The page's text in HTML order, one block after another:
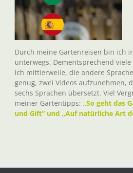
Durch meine Gartenreisen bin ich
unterwegs. Dementsprechend
ich mittlerweile, die andere
genug, zwei Videos aufzunehmen,
sechs Sprachen übersetzt. Viel
meiner Gartentipps: „So geht das
und Gift“ und „Auf natürliche Art